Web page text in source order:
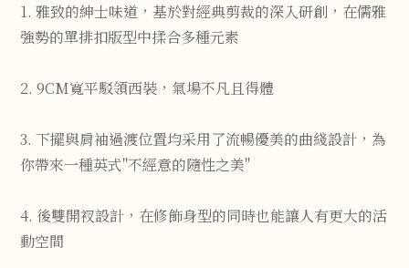
1. 雅致的紳士味道，基於對經典剪裁的深入研創，在儒雅
強勢的單排扣版型中揉合多種元素
2. 9CM寬平駁領西裝，氣場不凡且得體
3. 下擺與肩袖過渡位置均采用了流暢優美的曲綫設計，為
你帶來一種英式"不經意的隨性之美"
4. 後雙開衩設計，在修飾身型的同時也能讓人有更大的活
動空間